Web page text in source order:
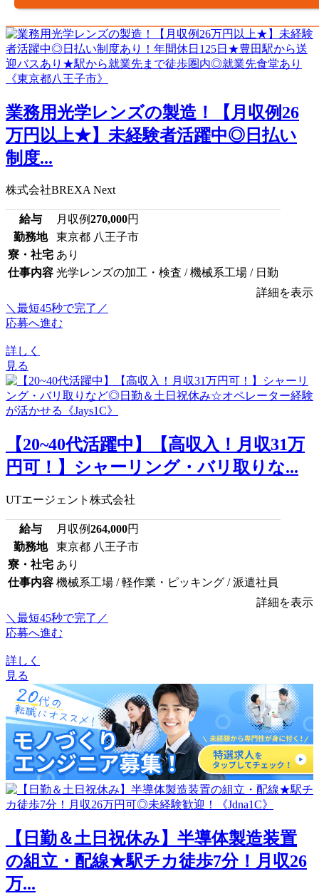
業務用光学レンズの製造！【月収例26
万円以上★】未経験者活躍中◎日払い
制度...
株式会社BREXA Next
給与 月収例270,000円
勤務地
東京都 八王子市
寮・社宅 あり
仕事内容 光学レンズの加工・検査 / 機械系工場 / 日勤
詳細を表示
＼最短45秒で完了／
応募へ進む
詳しく
見る
【20~40代活躍中】【高収入！月収31万
円可！】シャーリング・バリ取りな...
UTエージェント株式会社
給与 月収例264,000円
勤務地
東京都 八王子市
寮・社宅 あり
仕事内容 機械系工場 / 軽作業・ピッキング / 派遣社員
詳細を表示
＼最短45秒で完了／
応募へ進む
詳しく
見る
【日勤＆土日祝休み】半導体製造装置
の組立・配線★駅チカ徒歩7分！月収26
万...